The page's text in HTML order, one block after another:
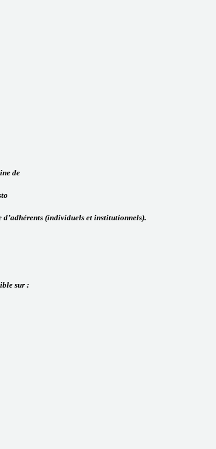
de
d’adhérents (individuels et institutionnels).
sur :